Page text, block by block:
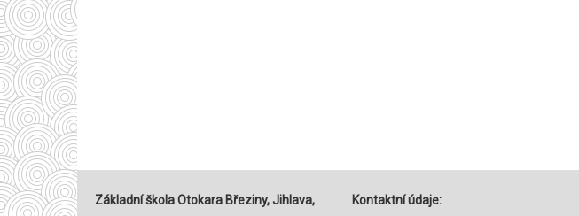
Základní škola Otokara Březiny, Jihlava,
Kontaktní údaje: